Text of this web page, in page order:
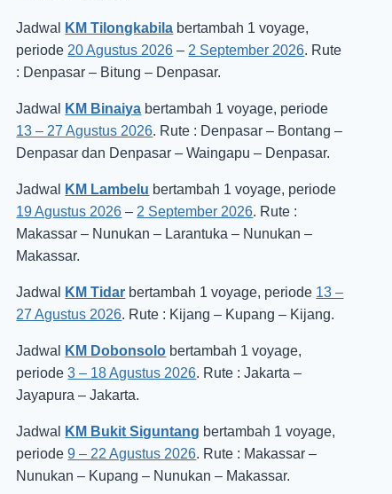
Jadwal KM Tilongkabila bertambah 1 voyage,
periode 20 Agustus 2026 – 2 September 2026. Rute
: Denpasar – Bitung – Denpasar.
Jadwal KM Binaiya bertambah 1 voyage, periode
13 – 27 Agustus 2026. Rute : Denpasar – Bontang –
Denpasar dan Denpasar – Waingapu – Denpasar.
Jadwal KM Lambelu bertambah 1 voyage, periode
19 Agustus 2026 – 2 September 2026. Rute :
Makassar – Nunukan – Larantuka – Nunukan –
Makassar.
Jadwal KM Tidar bertambah 1 voyage, periode 13 –
27 Agustus 2026. Rute : Kijang – Kupang – Kijang.
Jadwal KM Dobonsolo bertambah 1 voyage,
periode3 – 18 Agustus 2026. Rute : Jakarta –
Jayapura – Jakarta.
Jadwal KM Bukit Siguntang bertambah 1 voyage,
periode9 – 22 Agustus 2026. Rute : Makassar –
Nunukan – Kupang – Nunukan – Makassar.